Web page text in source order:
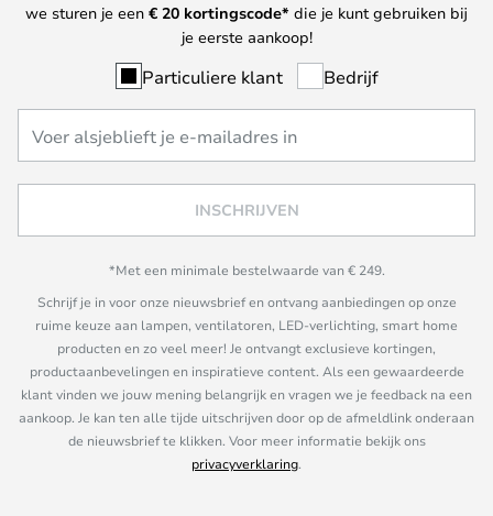
we sturen je een € 20 kortingscode* die je kunt gebruiken bij
je eerste aankoop!
Particuliere klant Bedrijf
INSCHRIJVEN
*Met een minimale bestelwaarde van € 249.
Schrijf je in voor onze nieuwsbrief en ontvang aanbiedingen op onze
ruime keuze aan lampen, ventilatoren, LED-verlichting, smart home
producten en zo veel meer! Je ontvangt exclusieve kortingen,
productaanbevelingen en inspiratieve content. Als een gewaardeerde
klant vinden we jouw mening belangrijk en vragen we je feedback na een
aankoop. Je kan ten alle tijde uitschrijven door op de afmeldlink onderaan
de nieuwsbrief te klikken. Voor meer informatie bekijk ons
privacyverklaring.